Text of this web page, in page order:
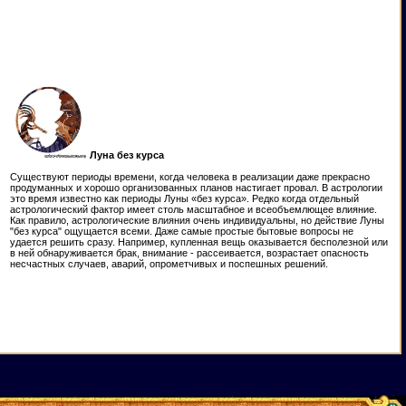
Луна без курса
Существуют периоды времени, когда человека в реализации даже прекрасно
продуманных и хорошо организованных планов настигает провал. В астрологии
это время известно как периоды Луны «без курса». Редко когда отдельный
астрологический фактор имеет столь масштабное и всеобъемлющее влияние.
Как правило, астрологические влияния очень индивидуальны, но действие Луны
"без курса" ощущается всеми. Даже самые простые бытовые вопросы не
удается решить сразу. Например, купленная вещь оказывается бесполезной или
в ней обнаруживается брак, внимание - рассеивается, возрастает опасность
несчастных случаев, аварий, опрометчивых и поспешных решений.